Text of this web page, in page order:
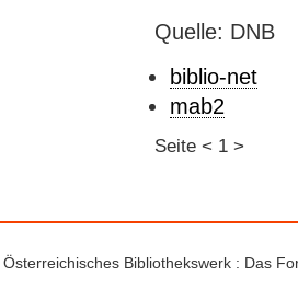
Quelle: DNB
biblio-net
mab2
Seite < 1 >
Bibliothekswerk : Das